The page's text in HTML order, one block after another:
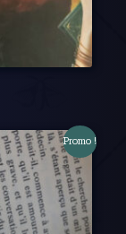
Promo !